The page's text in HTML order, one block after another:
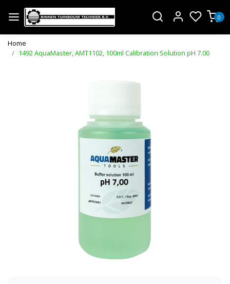
0
Home
1492 AquaMaster, AMT1102, 100ml Calibration Solution pH 7.00